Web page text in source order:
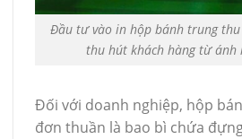
Đầu tư vào in hộp bánh trung thu
thu hút khách hàng từ ánh
Đối với doanh nghiệp, hộp
đơn thuần là bao bì chứa